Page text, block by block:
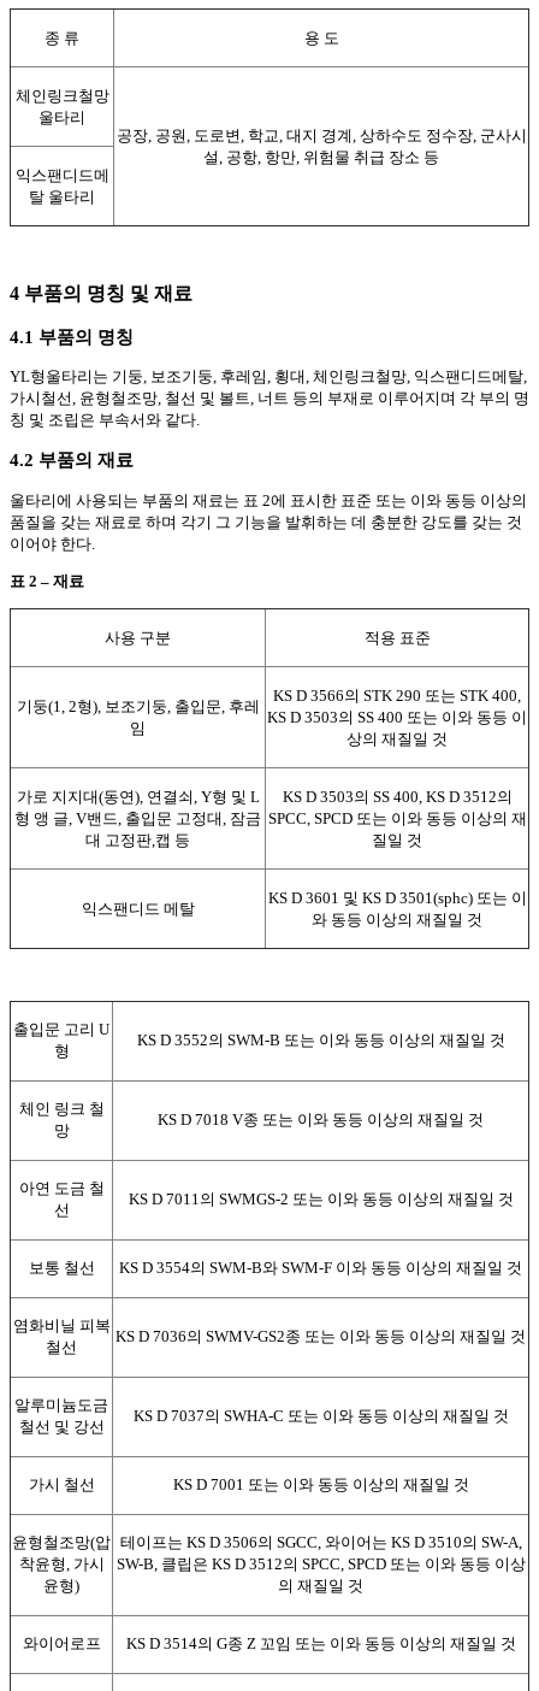
종 류 용 도
체인링크철망
울타리
공장, 공원, 도로변, 학교, 대지 경계, 상하수도 정수장, 군사시
설, 공항, 항만, 위험물 취급 장소 등
익스팬디드메
탈 울타리
4 부품의 명칭 및 재료
4.1 부품의 명칭
YL형울타리는 기둥, 보조기둥, 후레임, 횡대, 체인링크철망, 익스팬디드메탈,
가시철선, 윤형철조망, 철선 및 볼트, 너트 등의 부재로 이루어지며 각 부의 명
칭 및 조립은 부속서와 같다.
4.2 부품의 재료
울타리에 사용되는 부품의 재료는 표 2에 표시한 표준 또는 이와 동등 이상의
품질을 갖는 재료로 하며 각기 그 기능을 발휘하는 데 충분한 강도를 갖는 것
이어야 한다.
표 2 – 재료
사용 구분 적용 표준
기둥(1, 2형), 보조기둥, 출입문, 후레
임
KS D 3566의 STK 290 또는 STK 400,
KS D 3503의 SS 400 또는 이와 동등 이
상의 재질일 것
가로 지지대(동연), 연결쇠, Y형 및 L
형 앵 글, V밴드, 출입문 고정대, 잠금
대 고정판,캡 등
KS D 3503의 SS 400, KS D 3512의
SPCC, SPCD 또는 이와 동등 이상의 재
질일 것
익스팬디드 메탈
KS D 3601 및 KS D 3501(sphc) 또는 이
와 동등 이상의 재질일 것
출입문 고리 U
형
KS D 3552의 SWM-B 또는 이와 동등 이상의 재질일 것
체인 링크 철
망
KS D 7018 V종 또는 이와 동등 이상의 재질일 것
아연 도금 철
선
KS D 7011의 SWMGS-2 또는 이와 동등 이상의 재질일 것
보통 철선 KS D 3554의 SWM-B와 SWM-F 이와 동등 이상의 재질일 것
염화비닐 피복
철선
KS D 7036의 SWMV-GS2종 또는 이와 동등 이상의 재질일 것
알루미늄도금
철선 및 강선
KS D 7037의 SWHA-C 또는 이와 동등 이상의 재질일 것
가시 철선 KS D 7001 또는 이와 동등 이상의 재질일 것
윤형철조망(압
착윤형, 가시
윤형)
테이프는 KS D 3506의 SGCC, 와이어는 KS D 3510의 SW-A,
SW-B, 클립은 KS D 3512의 SPCC, SPCD 또는 이와 동등 이상
의 재질일 것
와이어로프 KS D 3514의 G종 Z 꼬임 또는 이와 동등 이상의 재질일 것